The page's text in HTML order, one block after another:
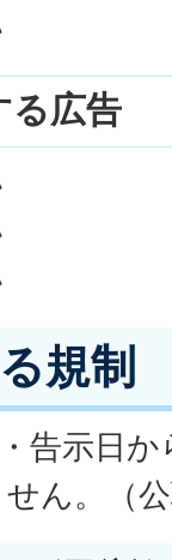
る広告
規制
告示日
ん。（